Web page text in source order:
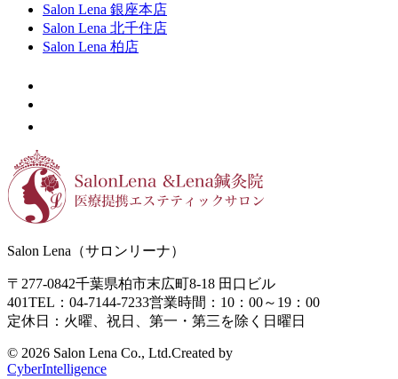
Salon Lena 銀座本店
Salon Lena 北千住店
Salon Lena 柏店
Salon Lena（サロンリーナ）
〒277-0842千葉県柏市末広町8-18 田口ビル
401TEL：04-7144-7233営業時間：10：00～19：00
定休日：火曜、祝日、第一・第三を除く日曜日
© 2026 Salon Lena Co., Ltd.Created by
CyberIntelligence